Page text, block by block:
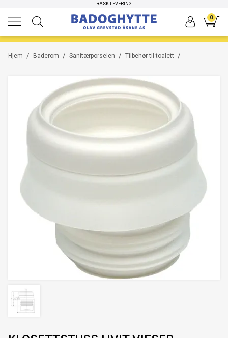
RASK LEVERING
HØYKVALITETS PRODUKTER
0
/
Hjem /
Baderom /
Sanitærporselen /
Tilbehør til toalett